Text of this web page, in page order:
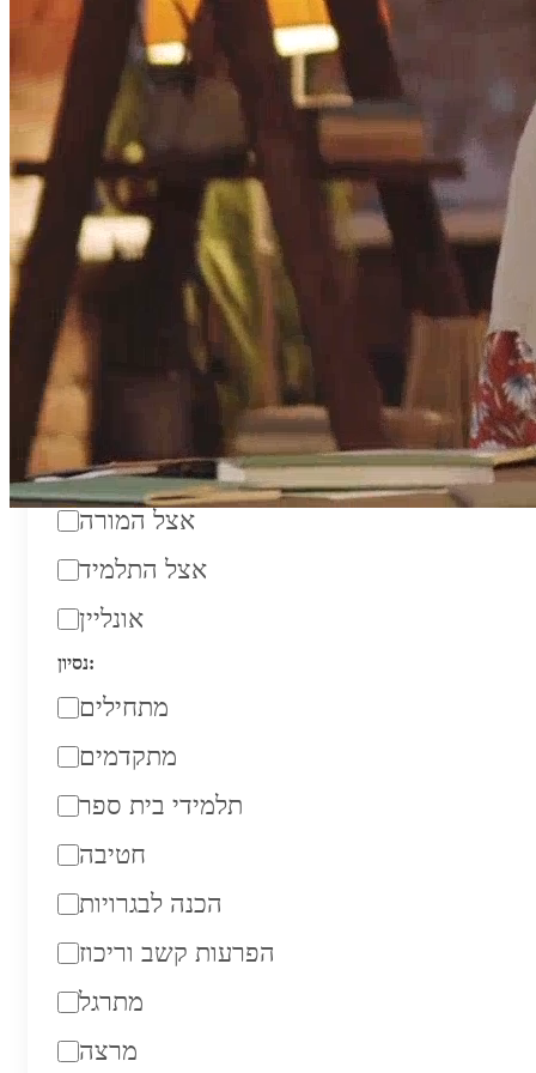
טווח מחירים לשעה:
₪200
מורה פרטי
מקום מפגש:
אצל המורה
אצל התלמיד
אונליין
נסיון:
מתחילים
מתקדמים
תלמידי בית ספר
חטיבה
הכנה לבגרויות
הפרעות קשב וריכוז
מתרגל
מרצה